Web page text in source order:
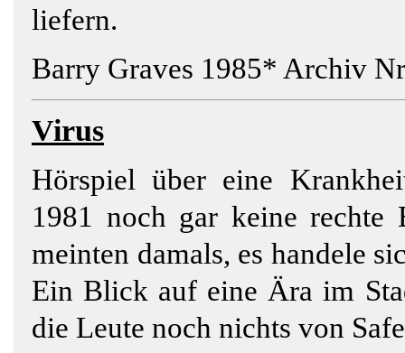
liefern.
Barry Graves 1985* Archiv
Virus
Hörspiel über eine
1981 noch gar keine rechte
meinten damals, es handele
Ein Blick auf eine Ära im
die Leute noch nichts von